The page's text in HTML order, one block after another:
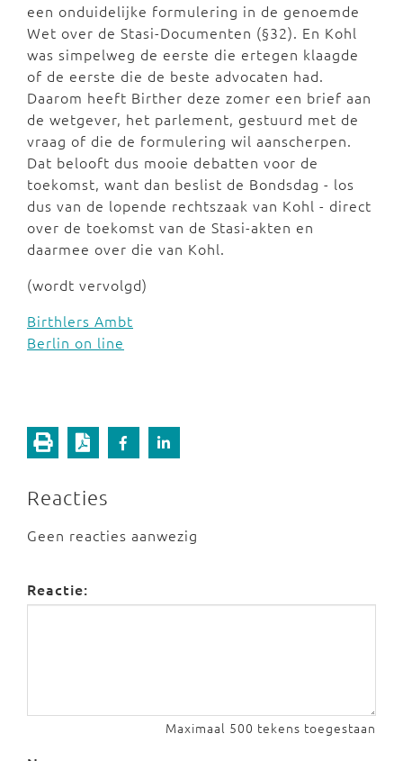
een onduidelijke formulering in de genoemde
Wet over de Stasi-Documenten (§32). En Kohl
was simpelweg de eerste die ertegen klaagde
of de eerste die de beste advocaten had.
Daarom heeft Birther deze zomer een brief aan
de wetgever, het parlement, gestuurd met de
vraag of die de formulering wil aanscherpen.
Dat belooft dus mooie debatten voor de
toekomst, want dan beslist de Bondsdag - los
dus van de lopende rechtszaak van Kohl - direct
over de toekomst van de Stasi-akten en
daarmee over die van Kohl.
(wordt vervolgd)
Birthlers Ambt
Berlin on line
Reacties
Geen reacties aanwezig
Reactie:
Maximaal 500 tekens toegestaan